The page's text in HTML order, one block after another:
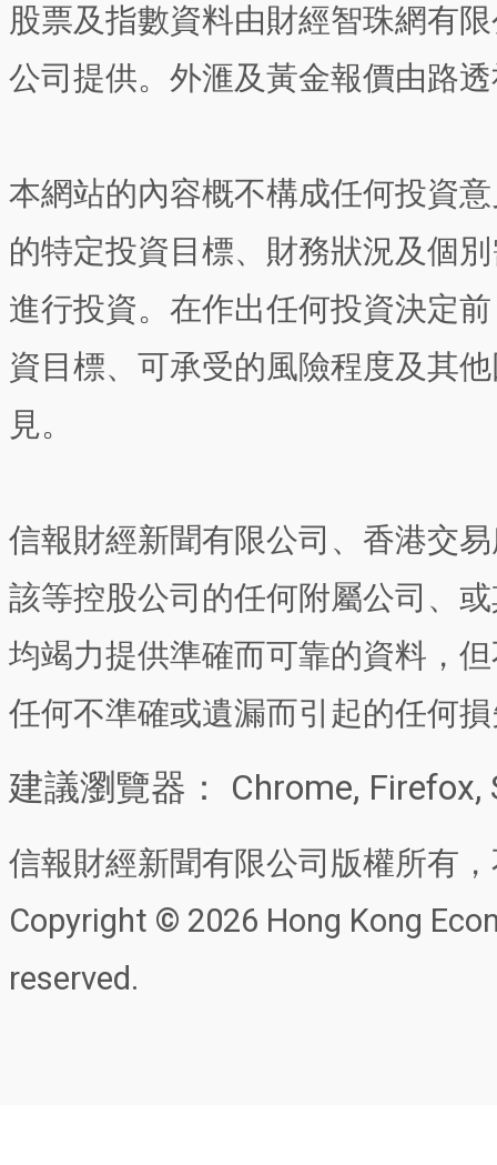
股票及指數資料由財經智珠網有
公司提供。外滙及黃金報價由路
本網站的內容概不構成任何投資
的特定投資目標、財務狀況及個
進行投資。在作出任何投資決定
資目標、可承受的風險程度及其
見。
信報財經新聞有限公司、香港交
該等控股公司的任何附屬公司、
均竭力提供準確而可靠的資料，
任何不準確或遺漏而引起的任何
建議瀏覽器： Chrome, Firefox,
信報財經新聞有限公司版權所有
Copyright © 2026 Hong Kong
reserved.